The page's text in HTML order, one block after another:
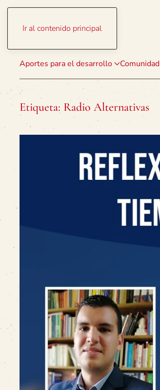
Ir al contenido principal
Aportes para el desarrollo Comunidad
Etiqueta: Radio Alternativas